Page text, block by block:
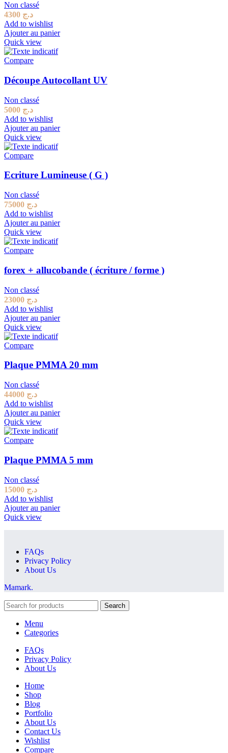
Non classé
د.ج
Add to wishlist
Ajouter au panier
Quick view
Compare
Découpe Autocollant UV
Non classé
د.ج
Add to wishlist
Ajouter au panier
Quick view
Compare
Ecriture Lumineuse ( G )
Non classé
د.ج
Add to wishlist
Ajouter au panier
Quick view
Compare
forex + allucobande ( écriture / forme )
Non classé
د.ج
Add to wishlist
Ajouter au panier
Quick view
Compare
Plaque PMMA 20 mm
Non classé
د.ج
Add to wishlist
Ajouter au panier
Quick view
Compare
Plaque PMMA 5 mm
Non classé
د.ج
Add to wishlist
Ajouter au panier
Quick view
FAQs
Privacy Policy
About Us
Mamark.
Search
Menu
Categories
FAQs
Privacy Policy
About Us
Home
Shop
Blog
Portfolio
About Us
Contact Us
Wishlist
Compare